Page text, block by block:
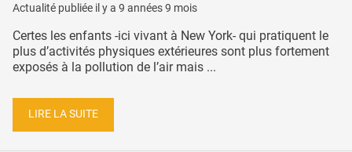
Actualité publiée il y a 9 années 9 mois
Certes les enfants -ici vivant à New York- qui pratiquent le
plus d’activités physiques extérieures sont plus fortement
exposés à la pollution de l’air mais ...
LIRE LA SUITE